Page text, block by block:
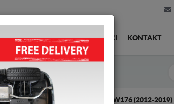
FEEDBACK PRODEJCI KONTAKT
MOTOR MERCEDES A-CLASS W176 (2012-2019)